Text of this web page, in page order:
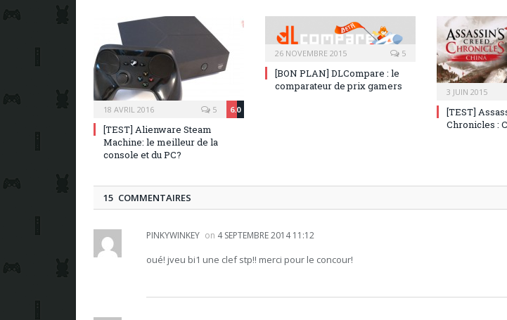
18 AVRIL 2016 6.0
5
[TEST] Alienware Steam
Machine: le meilleur de la
console et du PC?
26 NOVEMBRE 2015 5
[BON PLAN] DLCompare : le
comparateur de prix gamers
3 JUIN 2015
[TEST]
Chronicles :
15 COMMENTAIRES
PINKYWINKEY on 4 SEPTEMBRE 2014 11:12
oué! jveu bi1 une clef stp!! merci pour le concour!